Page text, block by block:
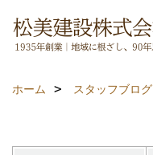
ホーム スタッフブログ